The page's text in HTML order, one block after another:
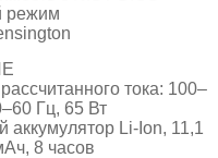
режим
тока: 100–
Гц, 65 Вт
аккумулятор Li-Ion, 11,1
8 часов